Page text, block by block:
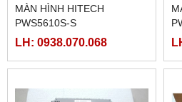
MÀN HÌNH HITECH
PWS5610S-S
LH: 0938.070.068